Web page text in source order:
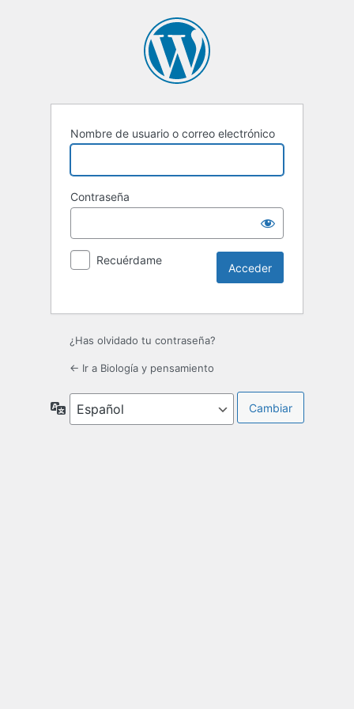
Nombre de usuario o correo electrónico
Contraseña
Recuérdame
¿Has olvidado tu contraseña?
← Ir a Biología y pensamiento
Idioma